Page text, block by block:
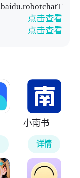
点击查看
点击查看
小南书
详情